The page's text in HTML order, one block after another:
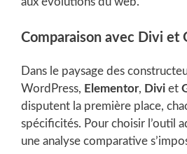
Comparaison avec Divi et
Dans le paysage des
WordPress, Elementor, Divi et
disputent la première place,
spécificités. Pour choisir l’outil
une analyse comparative